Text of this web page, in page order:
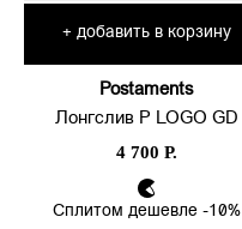
+ добавить в корзину
Postaments
Лонгслив P LOGO GD
4 700 Р.
Сплитом дешевле -10%